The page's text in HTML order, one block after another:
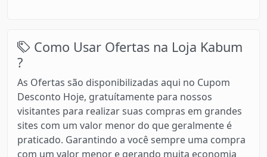
Como Usar Ofertas na Loja Kabum
?
As Ofertas são disponibilizadas aqui no Cupom
Desconto Hoje, gratuítamente para nossos
visitantes para realizar suas compras em grandes
sites com um valor menor do que geralmente é
praticado. Garantindo a você sempre uma compra
com um valor menor e gerando muita economia